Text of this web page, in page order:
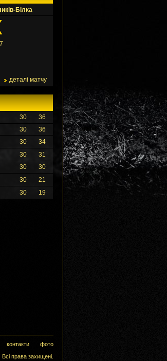
Білка
деталі матчу
30
36
30
36
30
34
30
31
30
30
30
21
30 19
контакти
фото
права захищені.